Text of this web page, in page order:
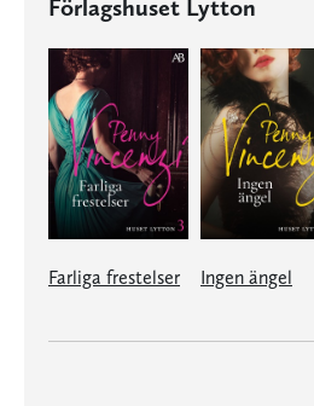
Förlagshuset Lytton
Farliga frestelser Ingen ängel